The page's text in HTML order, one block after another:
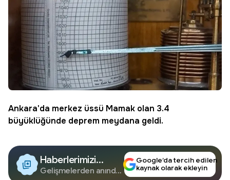
Ankara'da merkez üssü Mamak olan 3.4
büyüklüğünde deprem meydana geldi.
Haberlerimizi
Google'da Takip
Gelişmelerden anında
Google’da tercih edilen
kaynak olarak ekleyin